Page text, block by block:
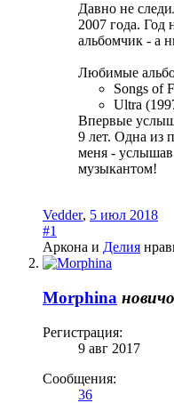
Давно не
2007 года. Год
альбомчик - а
Любимые
Songs of
Ultra
Впервые
9 лет. Одна из
меня - услышав
музыкантом!
Vedder, 5 июл 2018
#1
Аркона и Делия
Morphina
Регистрация:
9 авг 2017
Сообщения:
36